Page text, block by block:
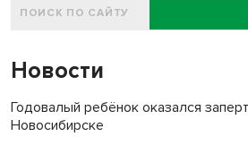
Новости
Годовалый ребёнок оказался
Новосибирске